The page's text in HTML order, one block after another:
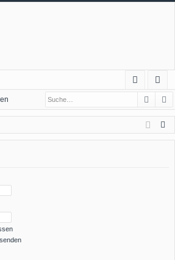
m
el
ist
rie